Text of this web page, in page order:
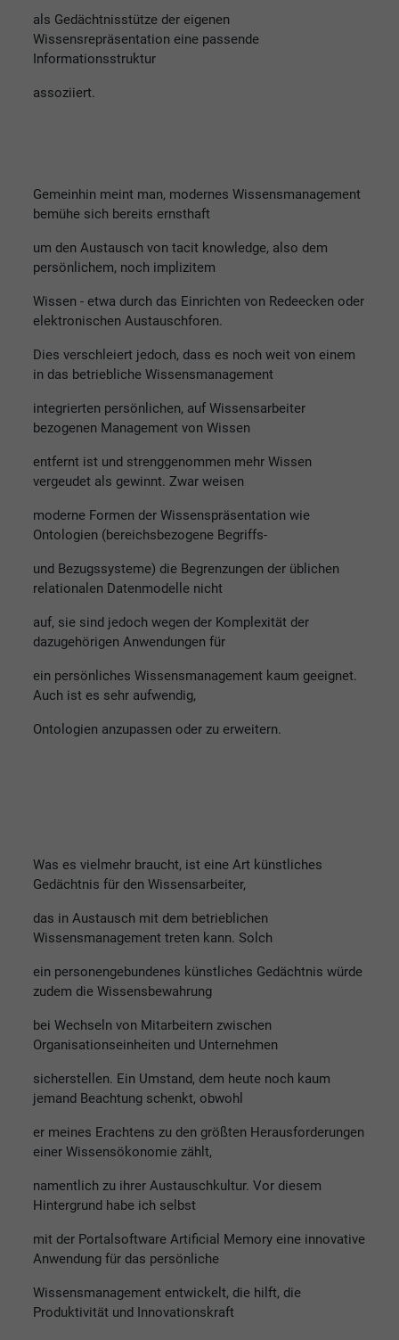
als Gedächtnisstütze der eigenen
Wissensrepräsentation eine passende
Informationsstruktur
assoziiert.
Gemeinhin meint man, modernes Wissensmanagement
bemühe sich bereits ernsthaft
um den Austausch von tacit knowledge, also dem
persönlichem, noch implizitem
Wissen - etwa durch das Einrichten von Redeecken oder
elektronischen Austauschforen.
Dies verschleiert jedoch, dass es noch weit von einem
in das betriebliche Wissensmanagement
integrierten persönlichen, auf Wissensarbeiter
bezogenen Management von Wissen
entfernt ist und strenggenommen mehr Wissen
vergeudet als gewinnt. Zwar weisen
moderne Formen der Wissenspräsentation wie
Ontologien (bereichsbezogene Begriffs-
und Bezugssysteme) die Begrenzungen der üblichen
relationalen Datenmodelle nicht
auf, sie sind jedoch wegen der Komplexität der
dazugehörigen Anwendungen für
ein persönliches Wissensmanagement kaum geeignet.
Auch ist es sehr aufwendig,
Ontologien anzupassen oder zu erweitern.
Was es vielmehr braucht, ist eine Art künstliches
Gedächtnis für den Wissensarbeiter,
das in Austausch mit dem betrieblichen
Wissensmanagement treten kann. Solch
ein personengebundenes künstliches Gedächtnis würde
zudem die Wissensbewahrung
bei Wechseln von Mitarbeitern zwischen
Organisationseinheiten und Unternehmen
sicherstellen. Ein Umstand, dem heute noch kaum
jemand Beachtung schenkt, obwohl
er meines Erachtens zu den größten Herausforderungen
einer Wissensökonomie zählt,
namentlich zu ihrer Austauschkultur. Vor diesem
Hintergrund habe ich selbst
mit der Portalsoftware Artificial Memory eine innovative
Anwendung für das persönliche
Wissensmanagement entwickelt, die hilft, die
Produktivität und Innovationskraft